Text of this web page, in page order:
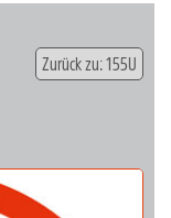
Zurück zu: 155U